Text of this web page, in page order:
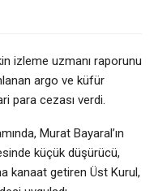
izleme uzmanı raporunu
argo ve küfür
para cezası verdi.
Murat Bayaral’ın
küçük düşürücü,
kanaat getiren Üst Kurul,